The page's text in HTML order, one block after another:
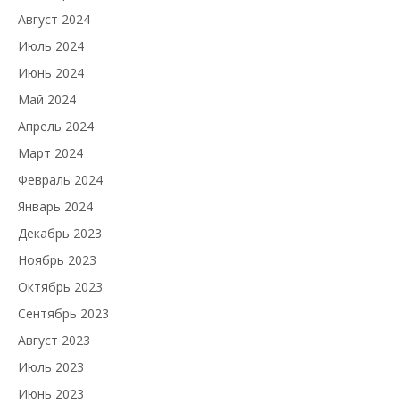
Август 2024
Июль 2024
Июнь 2024
Май 2024
Апрель 2024
Март 2024
Февраль 2024
Январь 2024
Декабрь 2023
Ноябрь 2023
Октябрь 2023
Сентябрь 2023
Август 2023
Июль 2023
Июнь 2023